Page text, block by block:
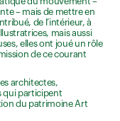
– mais de mettre en
de l’intérieur, à
mais aussi
elles ont joué un rôle
de ce courant
architectes,
qui participent
du patrimoine Art